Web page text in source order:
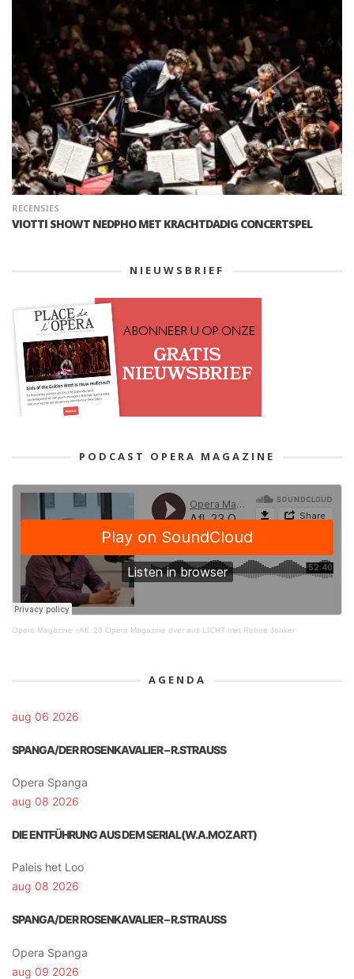
RECENSIES
VIOTTI SHOWT NEDPHO MET KRACHTDADIG CONCERTSPEL
NIEUWSBRIEF
PODCAST OPERA MAGAZINE
Opera Magazine · Afl. 23 Opera Magazine over aus LICHT met Renee Jonker
AGENDA
aug 06 2026
SPANGA/DER ROSENKAVALIER – R.STRAUSS
Opera Spanga
aug 08 2026
DIE ENTFÜHRUNG AUS DEM SERIAL(W.A.MOZART)
Paleis het Loo
aug 08 2026
SPANGA/DER ROSENKAVALIER – R.STRAUSS
Opera Spanga
aug 09 2026